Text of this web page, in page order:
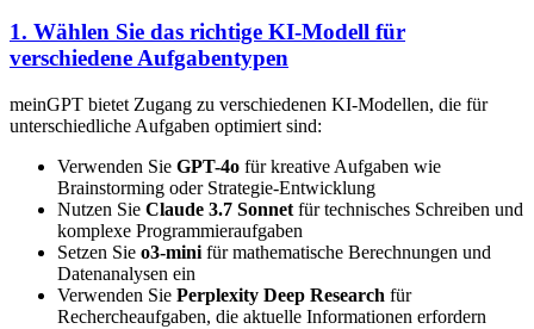
1. Wählen Sie das richtige KI-Modell für
verschiedene Aufgabentypen
meinGPT bietet Zugang zu verschiedenen KI-Modellen, die für
unterschiedliche Aufgaben optimiert sind:
Verwenden Sie GPT-4o für kreative Aufgaben wie
Brainstorming oder Strategie-Entwicklung
Nutzen Sie Claude 3.7 Sonnet für technisches Schreiben und
komplexe Programmieraufgaben
Setzen Sie o3-mini für mathematische Berechnungen und
Datenanalysen ein
Verwenden Sie Perplexity Deep Research für
Rechercheaufgaben, die aktuelle Informationen erfordern